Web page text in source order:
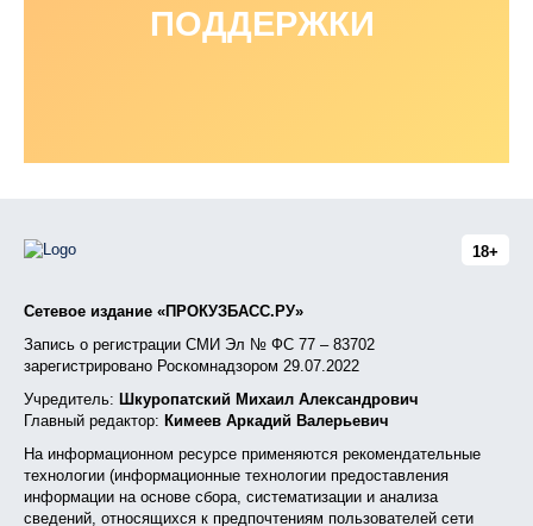
ПОДДЕРЖКИ
18+
Сетевое издание «ПРОКУЗБАСС.РУ»
Запись о регистрации СМИ Эл № ФС 77 – 83702
зарегистрировано Роскомнадзором 29.07.2022
Учредитель: Шкуропатский Михаил Александрович
Главный редактор: Кимеев Аркадий Валерьевич
На информационном ресурсе применяются рекомендательные
технологии (информационные технологии предоставления
информации на основе сбора, систематизации и анализа
сведений, относящихся к предпочтениям пользователей сети